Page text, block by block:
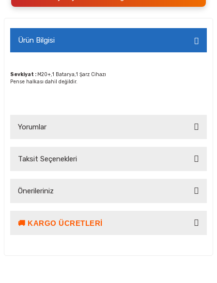
Ürün Bilgisi
Sevkiyat : M20+,1 Batarya,1 Şarz Cihazı
Pense halkası dahil değildir.
Yorumlar
Taksit Seçenekleri
Önerileriniz
Bu ürünün fiyat bilgisi, resim, ürün açıklamalarında ve diğer
🚚 KARGO ÜCRETLERI